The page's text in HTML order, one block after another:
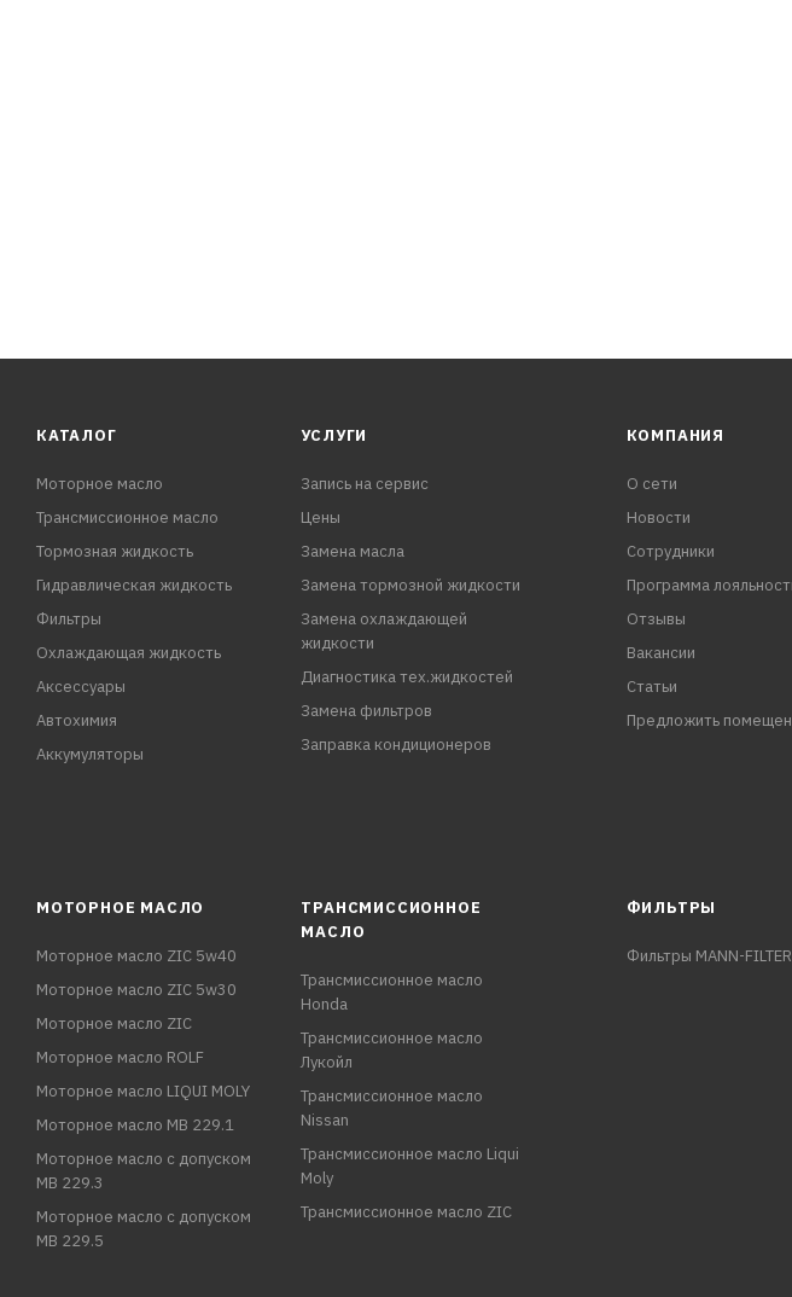
КАТАЛОГ
Моторное масло
Трансмиссионное масло
Тормозная жидкость
Гидравлическая жидкость
Фильтры
Охлаждающая жидкость
Аксессуары
Автохимия
Аккумуляторы
УСЛУГИ
Запись на сервис
Цены
Замена масла
Замена тормозной жидкости
Замена охлаждающей
жидкости
Диагностика тех.жидкостей
Замена фильтров
Заправка кондиционеров
КОМПАНИЯ
О сети
Новости
Сотрудники
Программа
Отзывы
Вакансии
Статьи
Предложить
МОТОРНОЕ МАСЛО
Моторное масло ZIC 5w40
Моторное масло ZIC 5w30
Моторное масло ZIC
Моторное масло ROLF
Моторное масло LIQUI MOLY
Моторное масло MB 229.1
Моторное масло с допуском
MB 229.3
Моторное масло с допуском
MB 229.5
ТРАНСМИССИОННОЕ
МАСЛО
Трансмиссионное масло
Honda
Трансмиссионное масло
Лукойл
Трансмиссионное масло
Nissan
Трансмиссионное масло Liqui
Moly
Трансмиссионное масло ZIC
ФИЛЬТРЫ
Фильтры MANN-FILTER